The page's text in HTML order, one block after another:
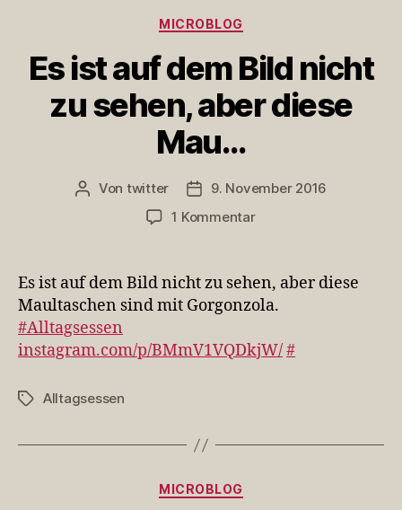
Kategorien
MICROBLOG
Es ist auf dem Bild nicht
zu sehen, aber diese
Mau…
Beitragsautor
Von twitter Veröffentlichungsdatum
9. November 2016
1 Kommentarzu
auf
dem
Bild
zu
Es ist auf dem Bild nicht zu sehen, aber diese
Maultaschen sind mit Gorgonzola.
#Alltagsessen
instagram.com/p/BMmV1VQDkjW/#
Schlagwörter
Alltagsessen
Kategorien
MICROBLOG